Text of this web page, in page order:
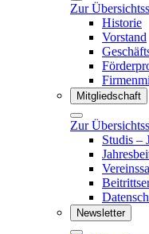
Zur
Historie
Vorstand
Mitgliedschaft
Zur
Studis –
Newsletter